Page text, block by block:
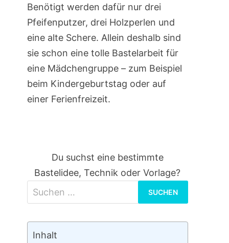
Benötigt werden dafür nur drei
Pfeifenputzer, drei Holzperlen und
eine alte Schere. Allein deshalb sind
sie schon eine tolle Bastelarbeit für
eine Mädchengruppe – zum Beispiel
beim Kindergeburtstag oder auf
einer Ferienfreizeit.
Du suchst eine bestimmte
Bastelidee, Technik oder Vorlage?
nach:
Inhalt